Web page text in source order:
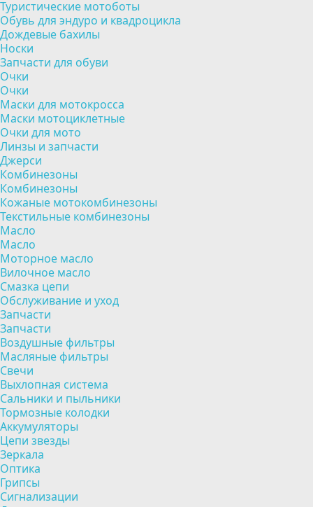
Туристические мотоботы
Обувь для эндуро и квадроцикла
Дождевые бахилы
Носки
Запчасти для обуви
Очки
Очки
Маски для мотокросса
Маски мотоциклетные
Очки для мото
Линзы и запчасти
Джерси
Комбинезоны
Комбинезоны
Кожаные мотокомбинезоны
Текстильные комбинезоны
Масло
Масло
Моторное масло
Вилочное масло
Смазка цепи
Обслуживание и уход
Запчасти
Запчасти
Воздушные фильтры
Масляные фильтры
Свечи
Выхлопная система
Сальники и пыльники
Тормозные колодки
Аккумуляторы
Цепи звезды
Зеркала
Оптика
Грипсы
Сигнализации